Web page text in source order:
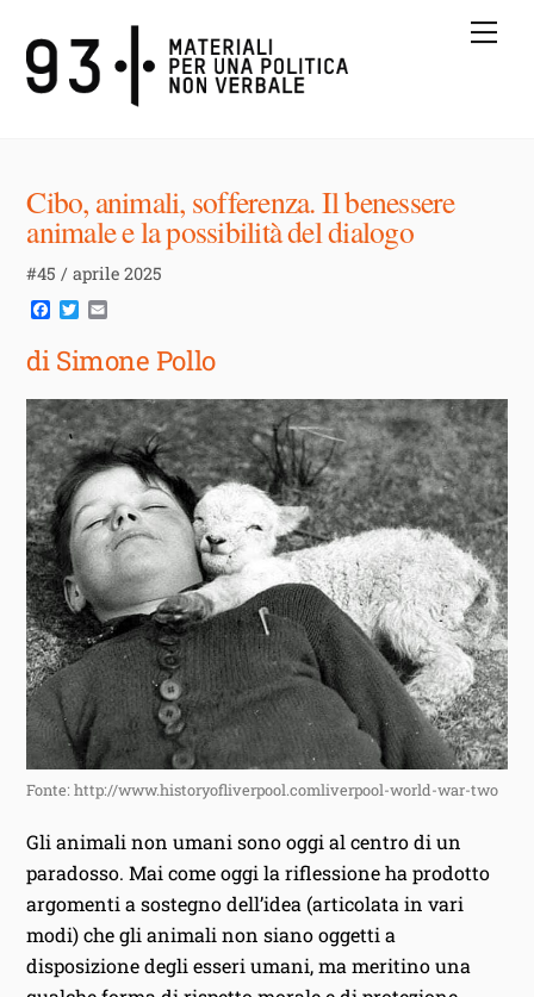
content
Cibo, animali, sofferenza. Il benessere
animale e la possibilità del dialogo
#45 / aprile 2025
F
c
e
o
o
k
T
t
e
r
i
di Simone Pollo
Fonte: http://www.historyofliverpool.comliverpool-world-war-two
Gli animali non umani sono oggi al centro di un
paradosso. Mai come oggi la riflessione ha prodotto
argomenti a sostegno dell’idea (articolata in vari
modi) che gli animali non siano oggetti a
disposizione degli esseri umani, ma meritino una